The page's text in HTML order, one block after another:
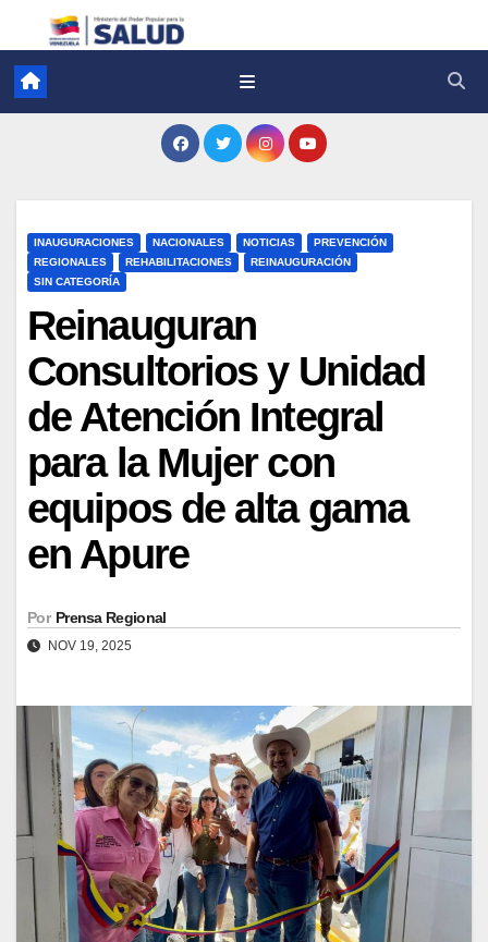
INAUGURACIONES NACIONALES NOTICIAS
PREVENCIÓN
REGIONALES
REHABILITACIONES
REINAUGURACIÓN
SIN CATEGORÍA
Reinauguran
Consultorios y Unidad
de Atención Integral
para la Mujer con
equipos de alta gama
en Apure
Por Prensa Regional
NOV 19, 2025